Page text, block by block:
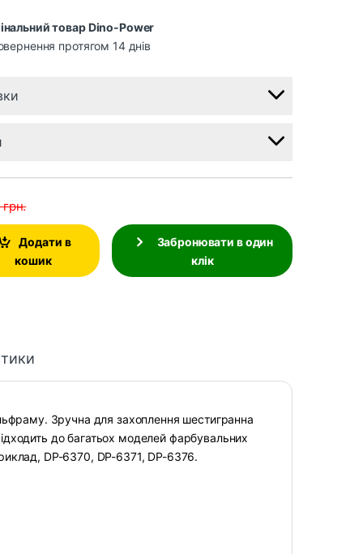
товар Dino-Power
протягом 14 днів
грн.
Додати в
кошик
Забронювати в один
клік
Зручна для захоплення шестигранна
до багатьох моделей фарбувальних
DP-6370, DP-6371, DP-6376.